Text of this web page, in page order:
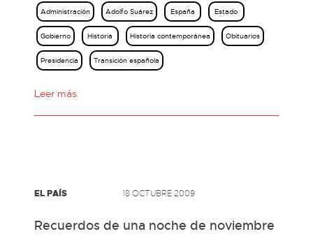
Administración Adolfo Suárez España Estado
Gobierno Historia Historia contemporánea Obituarios
Presidencia Transición española
Leer más
EL PAÍS 18 OCTUBRE 2009
Recuerdos de una noche de noviembre